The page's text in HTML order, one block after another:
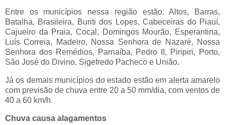
Entre os municípios nessa região estão: Altos, Barras,
Batalha, Brasileira, Buriti dos Lopes, Cabeceiras do Piauí,
Cajueiro da Praia, Cocal, Domingos Mourão, Esperantina,
Luís Correia, Madeiro, Nossa Senhora de Nazaré, Nossa
Senhora dos Remédios, Parnaíba, Pedro II, Piripiri, Porto,
São José do Divino, Sigefredo Pacheco e União.
Já os demais municípios do estado estão em alerta amarelo
com previsão de chuva entre 20 a 50 mm/dia, com ventos de
40 a 60 km/h.
Chuva causa alagamentos